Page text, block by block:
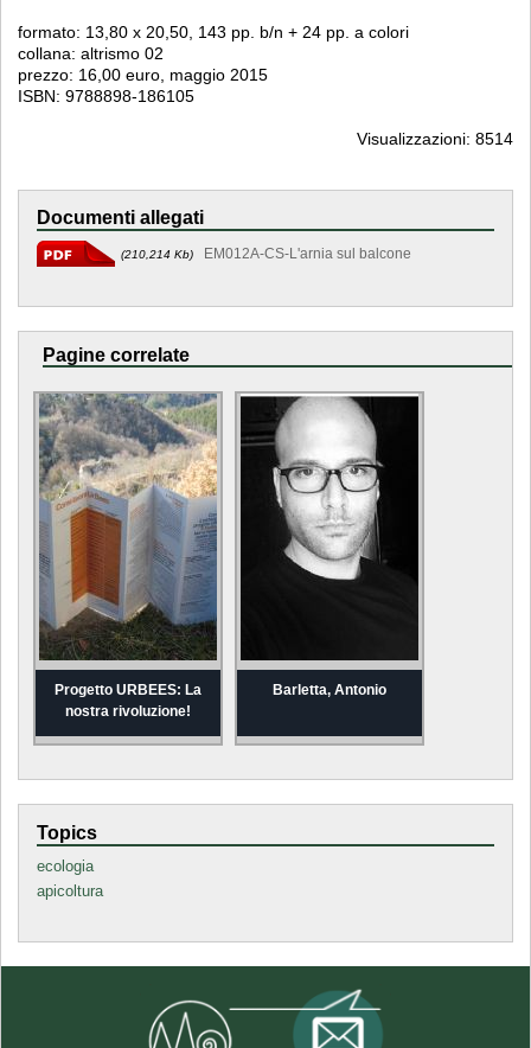
formato: 13,80 x 20,50, 143 pp. b/n + 24 pp. a colori
collana: altrismo 02
prezzo: 16,00 euro, maggio 2015
ISBN: 9788898-186105
Visualizzazioni: 8514
Documenti allegati
(210,214 Kb) EM012A-CS-L'arnia sul balcone
Pagine correlate
Progetto URBEES: La
nostra rivoluzione!
Barletta, Antonio
Topics
ecologia
apicoltura